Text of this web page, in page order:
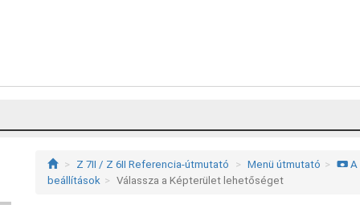
Z 7II / Z 6II Referencia-útmutató Menü útmutató C A
beállítások
Válassza a Képterület lehetőséget